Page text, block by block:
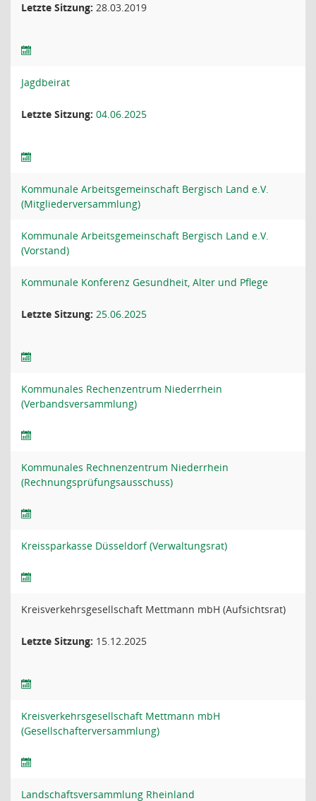
Letzte Sitzung: 28.03.2019
Jagdbeirat
Letzte Sitzung: 04.06.2025
Kommunale Arbeitsgemeinschaft Bergisch Land e.V.
(Mitgliederversammlung)
Kommunale Arbeitsgemeinschaft Bergisch Land e.V.
(Vorstand)
Kommunale Konferenz Gesundheit, Alter und Pflege
Letzte Sitzung: 25.06.2025
Kommunales Rechenzentrum Niederrhein
(Verbandsversammlung)
Kommunales Rechnenzentrum Niederrhein
(Rechnungsprüfungsausschuss)
Kreissparkasse Düsseldorf (Verwaltungsrat)
Kreisverkehrsgesellschaft Mettmann mbH (Aufsichtsrat)
Letzte Sitzung: 15.12.2025
Kreisverkehrsgesellschaft Mettmann mbH
(Gesellschafterversammlung)
Landschaftsversammlung Rheinland